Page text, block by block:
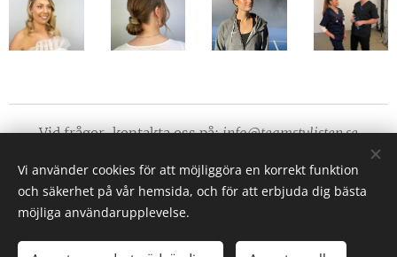
Vid frågor, kontakta oss på:info@teamstylisten.se
Följ oss på våra sociala medier
Vi använder cookies för att möjliggöra en korrekt funktion
och säkerhet på vår hemsida, och för att erbjuda dig bästa
möjliga användarupplevelse.